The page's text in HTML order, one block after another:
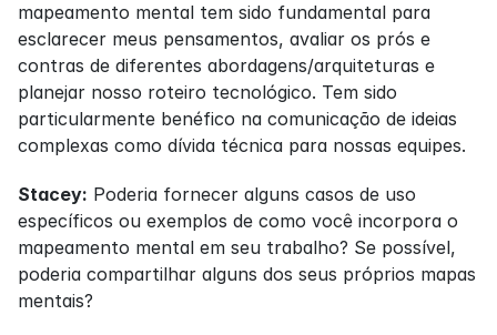
mapeamento mental tem sido fundamental para
esclarecer meus pensamentos, avaliar os prós e
contras de diferentes abordagens/arquiteturas e
planejar nosso roteiro tecnológico. Tem sido
particularmente benéfico na comunicação de ideias
complexas como dívida técnica para nossas equipes.
Stacey: Poderia fornecer alguns casos de uso
específicos ou exemplos de como você incorpora o
mapeamento mental em seu trabalho? Se possível,
poderia compartilhar alguns dos seus próprios mapas
mentais?